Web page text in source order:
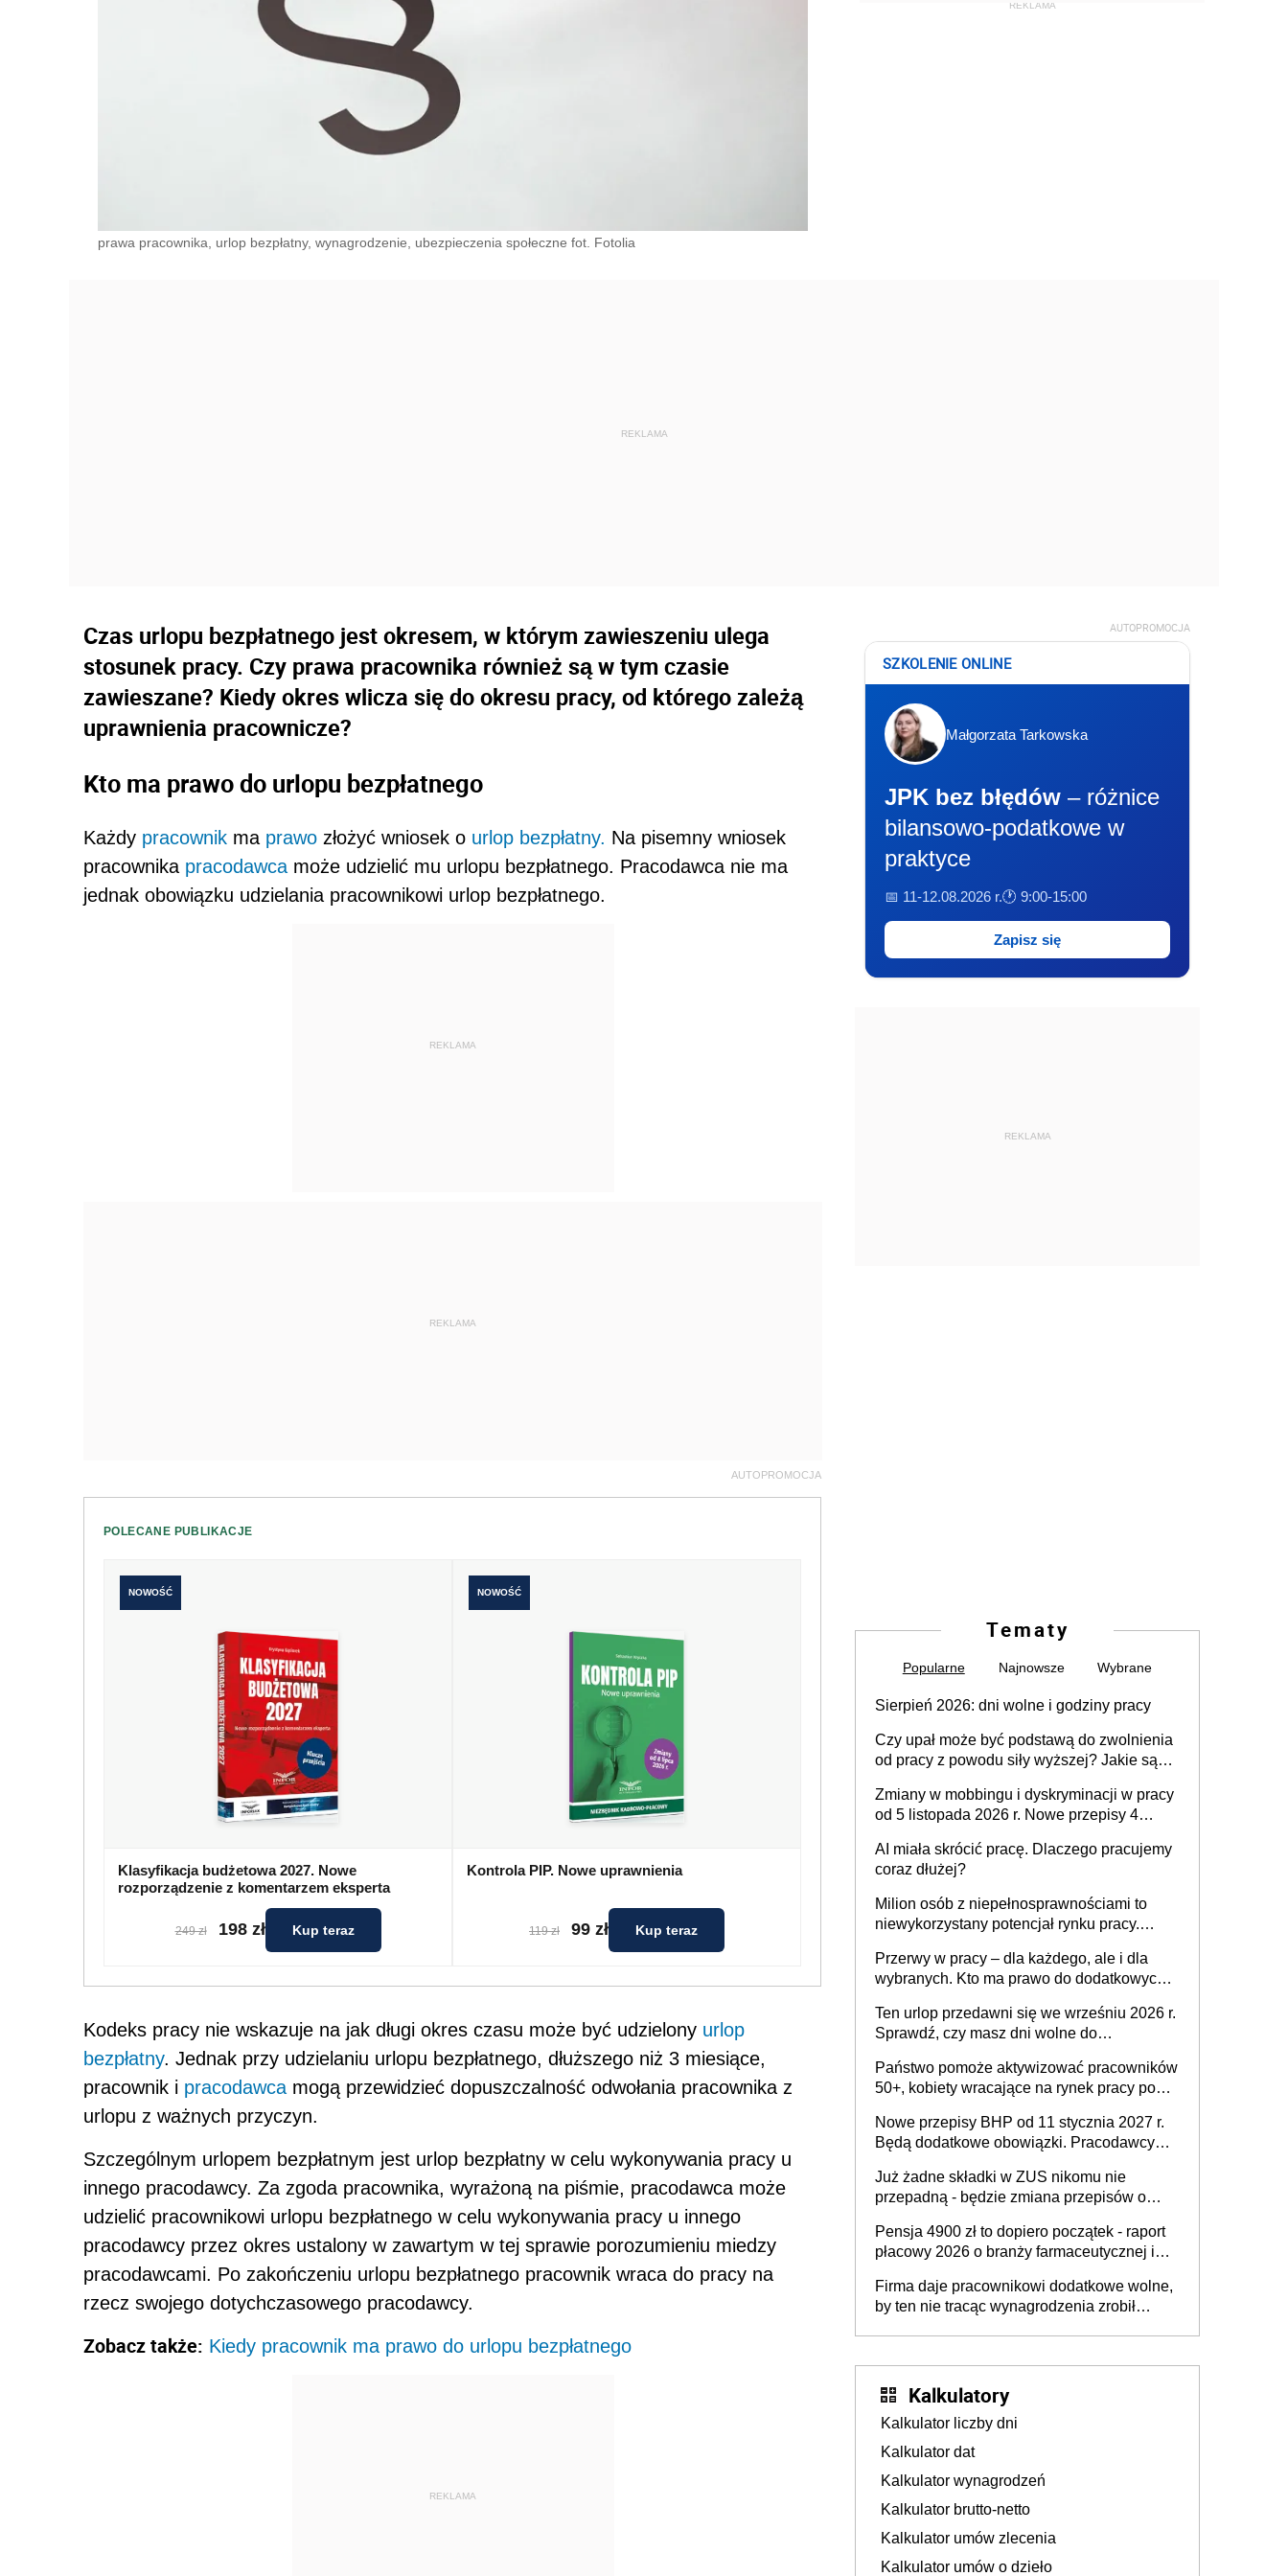
prawa pracownika, urlop bezpłatny, wynagrodzenie, ubezpieczenia społeczne fot. Fotolia
Czas urlopu bezpłatnego jest okresem, w którym zawieszeniu ulega
stosunek pracy. Czy prawa pracownika również są w tym czasie
zawieszane? Kiedy okres wlicza się do okresu pracy, od którego zależą
uprawnienia pracownicze?
Kto ma prawo do urlopu bezpłatnego
Każdy pracownik ma prawo złożyć wniosek o urlop bezpłatny. Na pisemny wniosek
pracownika pracodawca może udzielić mu urlopu bezpłatnego. Pracodawca nie ma
jednak obowiązku udzielania pracownikowi urlop bezpłatnego.
REKLAMA
REKLAMA
AUTOPROMOCJA
POLECANE PUBLIKACJE
NOWOŚĆ
Klasyfikacja budżetowa 2027. Nowe
rozporządzenie z komentarzem eksperta
249 zł 198 zł Kup teraz
NOWOŚĆ
Kontrola PIP. Nowe uprawnienia
119 zł 99 zł Kup teraz
Kodeks pracy nie wskazuje na jak długi okres czasu może być udzielony urlop
bezpłatny. Jednak przy udzielaniu urlopu bezpłatnego, dłuższego niż 3 miesiące,
pracownik i pracodawca mogą przewidzieć dopuszczalność odwołania pracownika z
urlopu z ważnych przyczyn.
Szczególnym urlopem bezpłatnym jest urlop bezpłatny w celu wykonywania pracy u
innego pracodawcy. Za zgoda pracownika, wyrażoną na piśmie, pracodawca może
udzielić pracownikowi urlopu bezpłatnego w celu wykonywania pracy u innego
pracodawcy przez okres ustalony w zawartym w tej sprawie porozumieniu miedzy
pracodawcami. Po zakończeniu urlopu bezpłatnego pracownik wraca do pracy na
rzecz swojego dotychczasowego pracodawcy.
Zobacz także: Kiedy pracownik ma prawo do urlopu bezpłatnego
REKLAMA
AUTOPROMOCJA
SZKOLENIE ONLINE
Małgorzata Tarkowska
JPK bez błędów – różnice
bilansowo-podatkowe w
praktyce
📅 11-12.08.2026 r.🕐 9:00-15:00
Zapisz się
REKLAMA
Tematy
Popularne Najnowsze Wybrane
Sierpień 2026: dni wolne i godziny pracy
Czy upał może być podstawą do zwolnienia
od pracy z powodu siły wyższej? Jakie są
Zmiany w mobbingu i dyskryminacji w pracy
od 5 listopada 2026 r. Nowe przepisy 4
Ustaw
AI miała skrócić pracę. Dlaczego pracujemy
coraz dłużej?
Milion osób z niepełnosprawnościami to
niewykorzystany potencjał rynku pracy.
dofinansowań czy refundacji, ale bariery po
stronie systemu i świadomości
pracodawców [WYWIAD]
Przerwy w pracy – dla każdego, ale i dla
wybranych. Kto ma prawo do dodatkowych
Ten urlop przedawni się we wrześniu 2026 r.
Sprawdź, czy masz dni wolne do
Państwo pomoże aktywizować pracowników
50+, kobiety wracające na rynek pracy po
osoby neuroatypowe. Powstanie Fundusz
na rzecz Inkluzywności w Zatrudnianiu?
Nowe przepisy BHP od 11 stycznia 2027 r.
Będą dodatkowe obowiązki. Pracodawcy
Już żadne składki w ZUS nikomu nie
przepadną - będzie zmiana przepisów o
ubezpieczeniom społecznym
Pensja 4900 zł to dopiero początek - raport
płacowy 2026 o branży farmaceutycznej i
Firma daje pracownikowi dodatkowe wolne,
by ten nie tracąc wynagrodzenia zrobił
Kalkulatory
Kalkulator liczby dni
Kalkulator dat
Kalkulator wynagrodzeń
Kalkulator brutto-netto
Kalkulator umów zlecenia
Kalkulator umów o dzieło